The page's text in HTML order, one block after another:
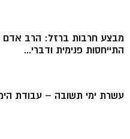
מבצע חרבות ברזל: הרב אדם
התייחסות פנימית ודברי...
עשרת ימי תשובה – עבודת